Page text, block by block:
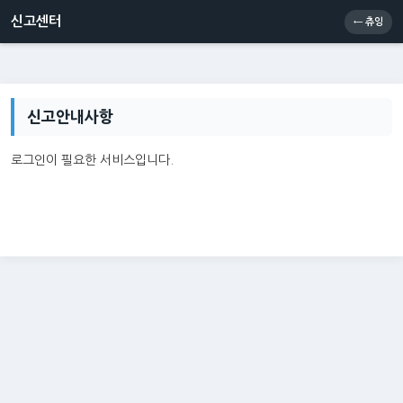
신고센터 메인
신고센터 ← 츄잉
신고안내사항
로그인이 필요한 서비스입니다.